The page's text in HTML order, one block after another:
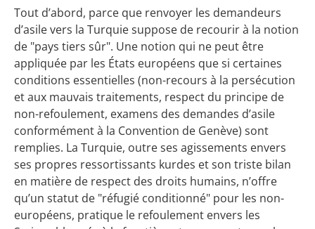
Tout d’abord, parce que renvoyer les demandeurs
d’asile vers la Turquie suppose de recourir à la notion
de "pays tiers sûr". Une notion qui ne peut être
appliquée par les États européens que si certaines
conditions essentielles (non-recours à la persécution
et aux mauvais traitements, respect du principe de
non-refoulement, examens des demandes d’asile
conformément à la Convention de Genève) sont
remplies. La Turquie, outre ses agissements envers
ses propres ressortissants kurdes et son triste bilan
en matière de respect des droits humains, n’offre
qu’un statut de "réfugié conditionné" pour les non-
européens, pratique le refoulement envers les